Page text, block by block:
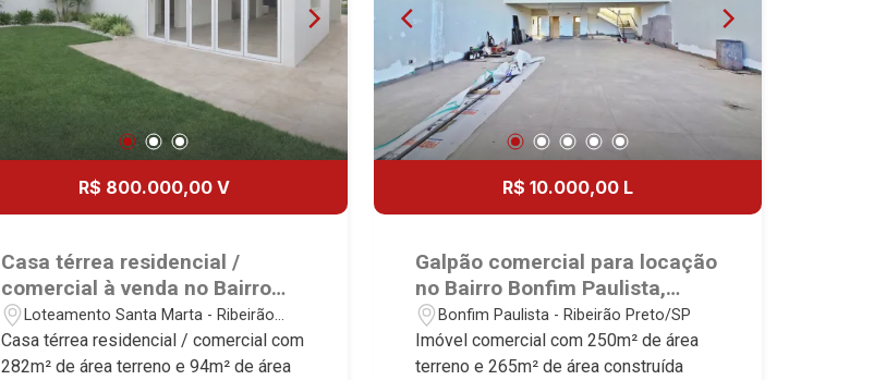
R$ 800.000,00 V
Casa térrea residencial /
comercial à venda no Bairro
Loteamento Santa Marta,
próximo à Rod. José Fregonezi
- Ribeirão Preto/SP.
Loteamento Santa Marta - Ribeirão
Preto/SP
Casa térrea residencial / comercial com
282m² de área terreno e 94m² de área
R$ 10.000,00 L
Galpão comercial para locação
no Bairro Bonfim Paulista,
próximo à Rod. José Fregonezi
- Ribeirão Preto/SP.
Bonfim Paulista - Ribeirão Preto/SP
Imóvel comercial com 250m² de área
terreno e 265m² de área construída